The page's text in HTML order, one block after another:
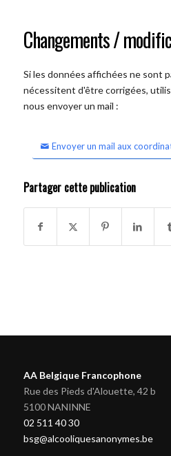
Changements /
Si les données affichées ne sont
nécessitent d'être corrigées,
nous envoyer un mail :
Envoyer un mail aux
Partager cette publication
AA Belgique Francophone
Rue des Pieds d'Alouette, 42 b
5100 NANINNE
02 511 40 30
bsg@alcooliquesanonymes.be